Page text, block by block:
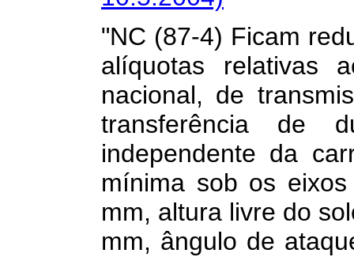
"NC (87-4) Ficam
alíquotas relativas
nacional, de
transferência de
independente da
mínima sob os
mm, altura livre do
mm, ângulo de